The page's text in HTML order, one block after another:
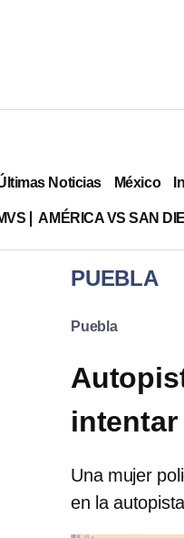
Noticias México
AMÉRICA VS SAN
PUEBLA
Puebla
Una mujer
en la